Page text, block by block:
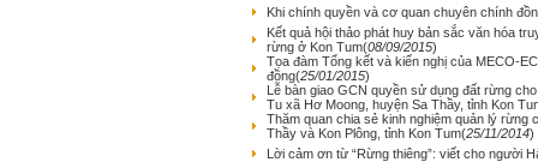
Khi chính quyền và cơ quan chuyên chính
Kết quả hội thảo phát huy bản sắc văn hóa
rừng ở Kon Tum(08/09/2015)
Tọa đàm Tổng kết và kiến nghị của MECO-
đồng(25/01/2015)
Lễ bàn giao GCN quyền sử dụng đất rừng
Tu xã Hơ Moong, huyện Sa Thầy, tỉnh Kon
Thăm quan chia sẻ kinh nghiệm quản lý rừng
Thầy và Kon Plông, tỉnh Kon Tum(25/11/2014)
Lời cảm ơn từ “Rừng thiêng”: viết cho người